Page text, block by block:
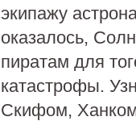
экипажу
оказалось,
пиратам для
катастрофы.
Скифом,